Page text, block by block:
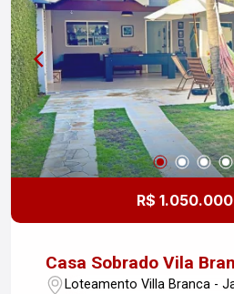
R$
Casa Sobrado Vila
Loteamento Villa Branca -